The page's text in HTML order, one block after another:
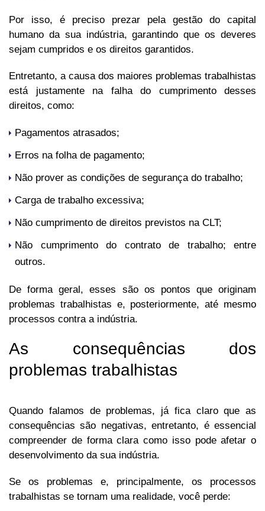
Por isso, é preciso prezar pela gestão do capital
humano da sua indústria, garantindo que os deveres
sejam cumpridos e os direitos garantidos.
Entretanto, a causa dos maiores problemas trabalhistas
está justamente na falha do cumprimento desses
direitos, como:
Pagamentos atrasados;
Erros na folha de pagamento;
Não prover as condições de segurança do trabalho;
Carga de trabalho excessiva;
Não cumprimento de direitos previstos na CLT;
Não cumprimento do contrato de trabalho; entre
outros.
De forma geral, esses são os pontos que originam
problemas trabalhistas e, posteriormente, até mesmo
processos contra a indústria.
As consequências dos
problemas trabalhistas
Quando falamos de problemas, já fica claro que as
consequências são negativas, entretanto, é essencial
compreender de forma clara como isso pode afetar o
desenvolvimento da sua indústria.
Se os problemas e, principalmente, os processos
trabalhistas se tornam uma realidade, você perde: